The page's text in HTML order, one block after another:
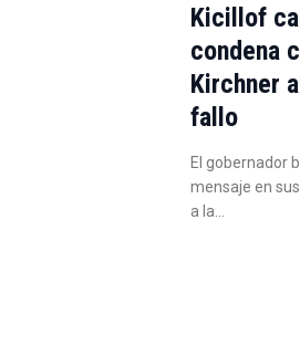
Kicillof
condena
Kirchner
fallo
El gobernador
mensaje en
a la…